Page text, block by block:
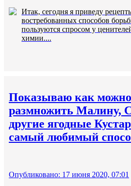
Итак, сегодня я приведу
востребованных способов
пользуются спросом у
химии....
Показываю как
размножить Малину,
другие ягодные
самый любимый
Опубликовано: 17 июня 2020, 07:01